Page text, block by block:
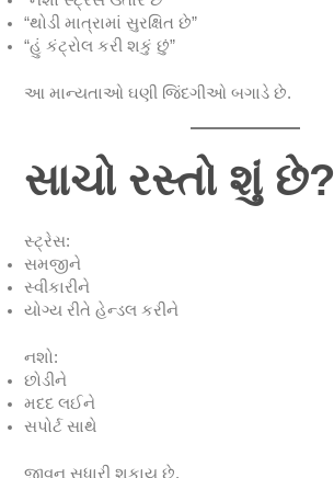
“થોડી માત્રામાં સુરક્ષિત છે”
“હું કંટ્રોલ કરી શકું છું”
આ માન્યતાઓ ઘણી જિંદગીઓ બગાડે છે.
સાચો રસ્તો શું છે?
સ્ટ્રેસ:
સમજીને
સ્વીકારીને
યોગ્ય રીતે હેન્ડલ કરીને
નશો:
છોડીને
મદદ લઈને
સપોર્ટ સાથે
જીવન સુધારી શકાય છે.